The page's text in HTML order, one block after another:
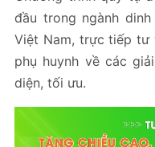
đầu trong ngành
Việt Nam, trực tiếp tư
phụ huynh về các
diện, tối ưu.